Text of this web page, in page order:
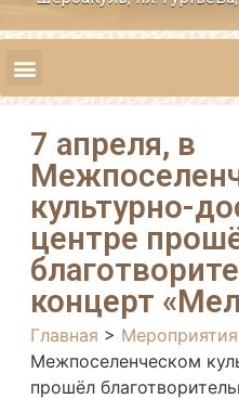
7 апреля, в
культурно-
центре
концерт
Главная >
Межпоселенческом
прошёл